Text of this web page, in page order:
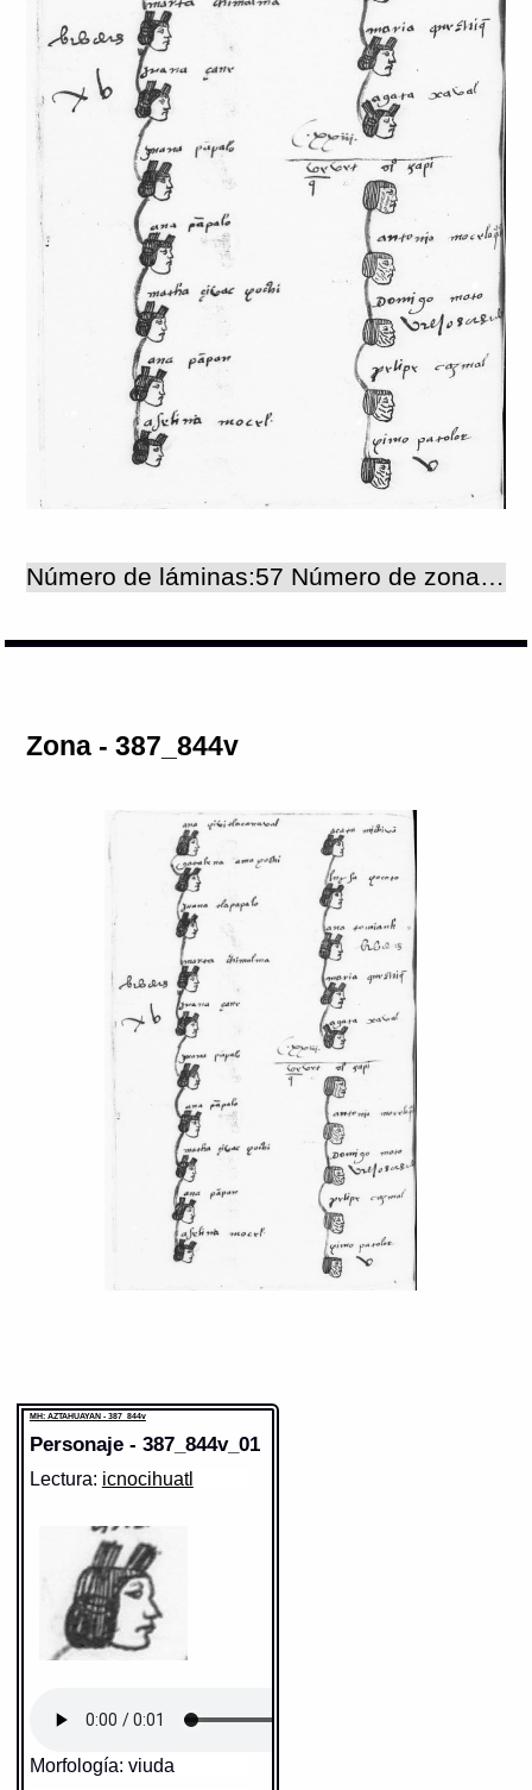
Número de láminas:57 Número de zonas:57
Zona - 387_844v
MH: AZTAHUAYAN - 387_844v
Personaje - 387_844v_01
Lectura: icnocihuatl
Morfología: viuda